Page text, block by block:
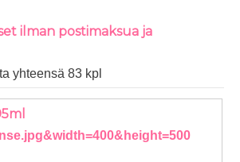
ilman postimaksua ja
yhteensä 83 kpl